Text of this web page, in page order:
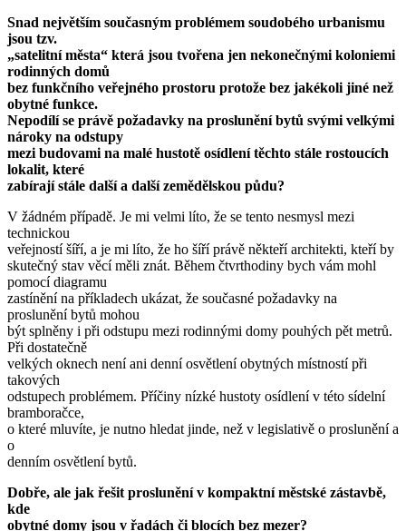
Snad největším současným problémem soudobého urbanismu
jsou tzv.
„satelitní města“ která jsou tvořena jen nekonečnými koloniemi
rodinných domů
bez funkčního veřejného prostoru protože bez jakékoli jiné než
obytné funkce.
Nepodílí se právě požadavky na proslunění bytů svými velkými
nároky na odstupy
mezi budovami na malé hustotě osídlení těchto stále rostoucích
lokalit, které
zabírají stále další a další zemědělskou půdu?
V žádném případě. Je mi velmi líto, že se tento nesmysl mezi
technickou
veřejností šíří, a je mi líto, že ho šíří právě někteří architekti, kteří by
skutečný stav věcí měli znát. Během čtvrthodiny bych vám mohl
pomocí diagramu
zastínění na příkladech ukázat, že současné požadavky na
proslunění bytů mohou
být splněny i při odstupu mezi rodinnými domy pouhých pět metrů.
Při dostatečně
velkých oknech není ani denní osvětlení obytných místností při
takových
odstupech problémem. Příčiny nízké hustoty osídlení v této sídelní
bramboračce,
o které mluvíte, je nutno hledat jinde, než v legislativě o proslunění a
o
denním osvětlení bytů.
Dobře, ale jak řešit proslunění v kompaktní městské zástavbě,
kde
obytné domy jsou v řadách či blocích bez mezer?